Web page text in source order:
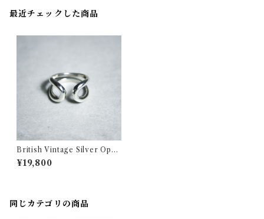
最近チェックした商品
British Vintage Silver Open
shank Ring イギリス ヴィン
テージ シルバー オープン シャ
¥19,800
同じカテゴリの商品